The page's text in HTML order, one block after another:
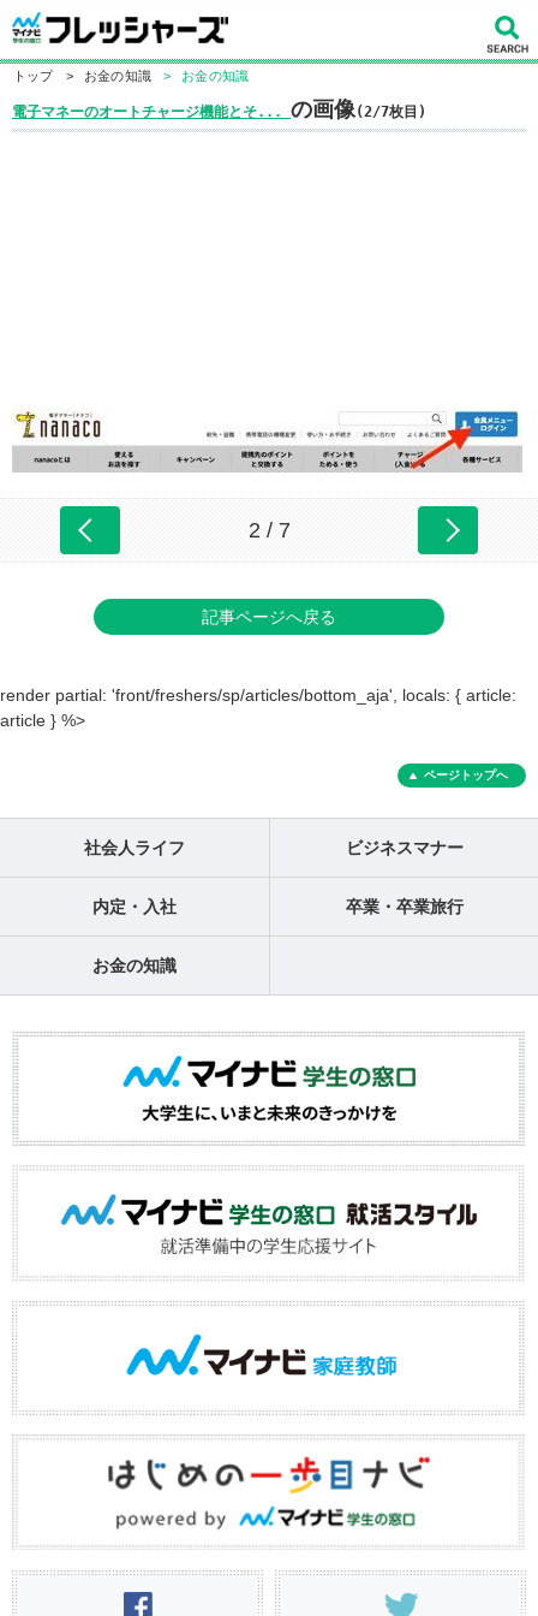
トップ > お金の知識 > お金の知識
電子マネーのオートチャージ機能とそ... の画像(2/7枚目)
2 / 7
記事ページへ戻る
render partial: 'front/freshers/sp/articles/bottom_aja', locals: { article:
article } %>
ページトップへ
社会人ライフ ビジネスマナー
内定・入社 卒業・卒業旅行
お金の知識